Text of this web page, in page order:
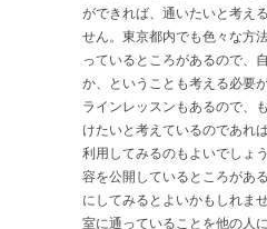
ができれば、通いたいと考え
せん。東京都内でも色々な方
っているところがあるので、
か、ということも考える必要
ラインレッスンもあるので、
けたいと考えているのであれ
利用してみるのもよいでしょ
容を公開しているところがあ
にしてみるとよいかもしれま
室に通っていることを他の人